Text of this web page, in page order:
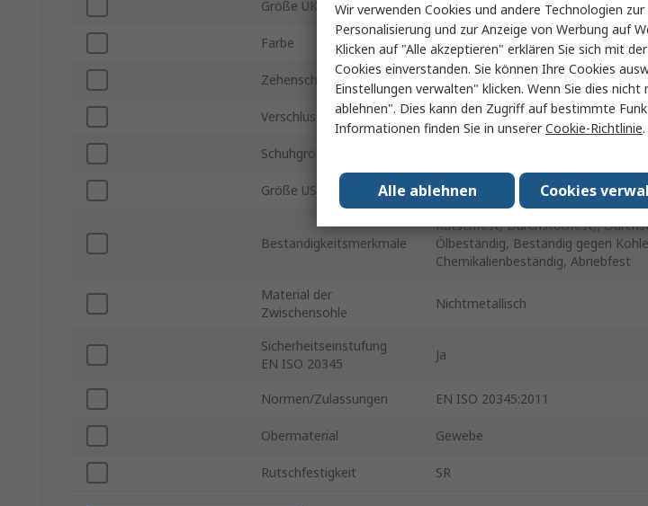
Größe UK 11
Farbe Schwarz
Zehenschutzkappe Typ Videosignal
Verschlusstyp Schlauchschelle
Schuhgröße JP/CN
Größe USA 12
Beständigkeitsmerkmale
Rutschfest, Durchstoßfest,,
Ölbeständig, Beständig gegen
Chemikalienbeständig, Abriebfest
Material der
Zwischensohle
Nichtmetallisch
Sicherheitseinstufung
EN ISO 20345
Ja
Normen/Zulassungen EN ISO 20345:2011
Obermaterial Gewebe
Rutschfestigkeit SR
Wir verwenden Cookies und andere Technologien
Personalisierung und zur Anzeige von Werbung auf
Klicken auf "Alle akzeptieren" erklären Sie sich mit
Cookies einverstanden. Sie können Ihre Cookies
Einstellungen verwalten" klicken. Wenn Sie dies
ablehnen". Dies kann den Zugriff auf bestimmte
Informationen finden Sie in unsererCookie-Richtlinie.
Cookies
Alle ablehnen